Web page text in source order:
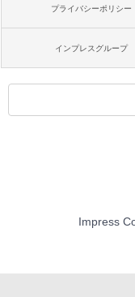
プライバシーポリシー
インプレスグループ
Impress